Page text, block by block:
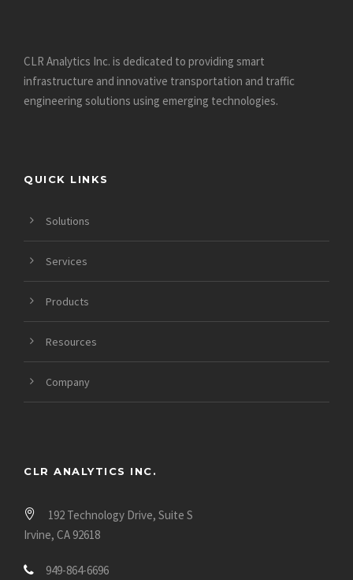
CLR Analytics Inc. is dedicated to providing smart
infrastructure and innovative transportation and traffic
engineering solutions using emerging technologies.
QUICK LINKS
Solutions
Services
Products
Resources
Company
CLR ANALYTICS INC.
192 Technology Drive, Suite S
Irvine, CA 92618
949-864-6696